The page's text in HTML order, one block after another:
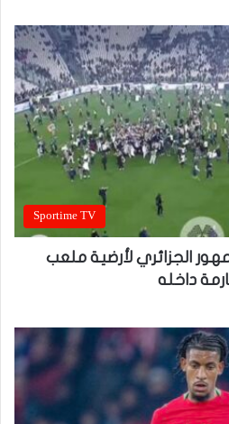
Sportime TV
الجزائري لأرضية ملعب
داخله